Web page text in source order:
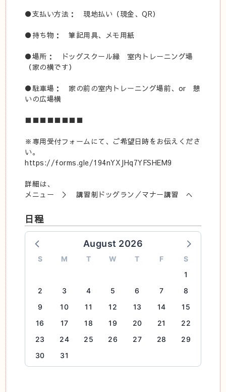
●支払い方法： 現地払い（現金、QR）
●持ち物： 筆記用具、メモ用紙
●場所： ドッグスクール縁 室内トレーニング場
（家の横です）
●駐車場： 家の前の室内トレーニング場前、or 憩
いの広場横
■■■■■■■■
※専用受付フォームにて、ご希望日時をお伝えくださ
い。
https://forms.gle/194nYXJHq7YFSHEM9
詳細は、
メニュー ＞ 講習制ドッグラン／マナー講習 へ
日程
August 2026
S M T W T F
S
1
2
3 4 5 6 7
8
9
10 11 12 13 14
15
16
17 18 19 20 21
22
23
24 25 26 27 28
29
30
31